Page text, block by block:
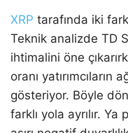
XRP tarafında iki
Teknik analizde TD
ihtimalini öne
oranı
gösteriyor. Böyle
farklı yola ayrılır.